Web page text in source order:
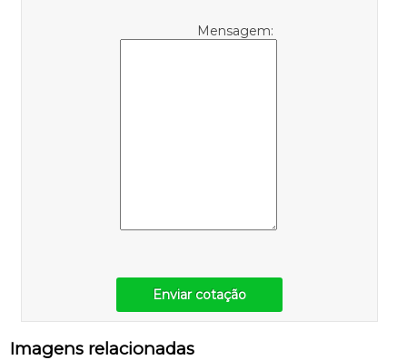
Mensagem:
Enviar cotação
Imagens relacionadas